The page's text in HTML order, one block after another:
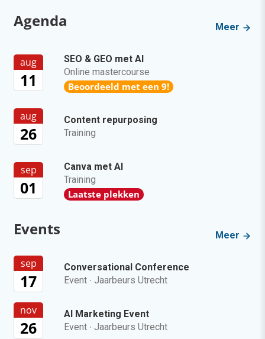
Agenda Meer
aug
11
SEO & GEO met AI
Online mastercourse
Beoordeeld met een 9!
aug
26
Content repurposing
Training
sep
01
Canva met AI
Training
Laatste plekken
Events Meer
sep
17
Conversational Conference
Event · Jaarbeurs Utrecht
nov
26
AI Marketing Event
Event · Jaarbeurs Utrecht